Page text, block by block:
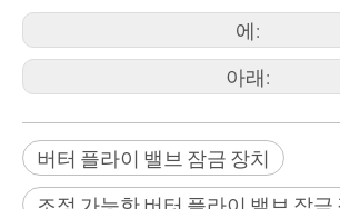
에:
아래:
버터 플라이 밸브 잠금 장치